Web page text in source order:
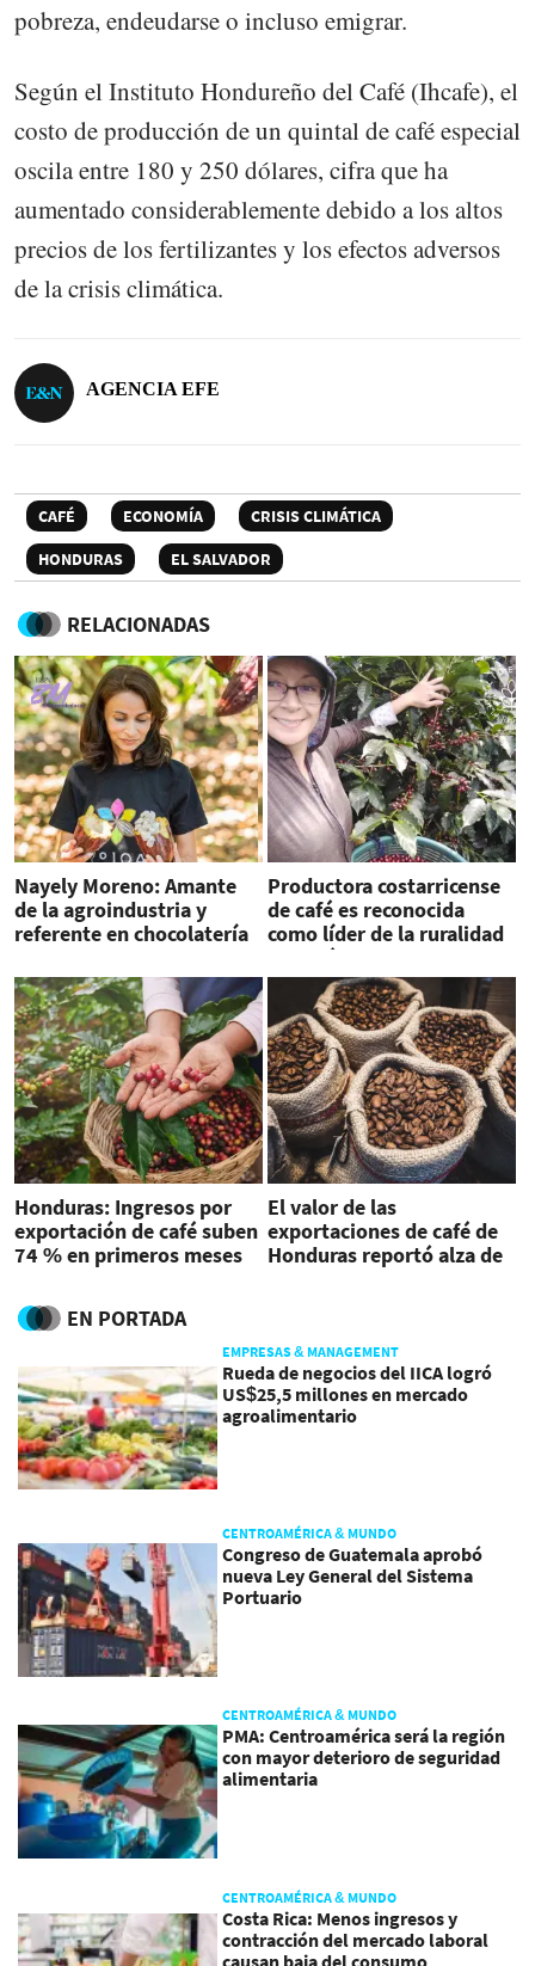
pobreza, endeudarse o incluso emigrar.
Según el Instituto Hondureño del Café (Ihcafe), el
costo de producción de un quintal de café especial
oscila entre 180 y 250 dólares, cifra que ha
aumentado considerablemente debido a los altos
precios de los fertilizantes y los efectos adversos
de la crisis climática.
AGENCIA EFE
CAFÉ ECONOMÍA
CRISIS CLIMÁTICA
HONDURAS
EL SALVADOR
RELACIONADAS
Nayely Moreno: Amante
de la agroindustria y
referente en chocolatería
Productora costarricense
de café es reconocida
como líder de la ruralidad
en América
Honduras: Ingresos por
exportación de café suben
74 % en primeros meses
El valor de las
exportaciones de café de
Honduras reportó alza de
EN PORTADA
EMPRESAS & MANAGEMENT
Rueda de negocios del IICA logró
US$25,5 millones en mercado
agroalimentario
CENTROAMÉRICA & MUNDO
Congreso de Guatemala aprobó
nueva Ley General del Sistema
Portuario
CENTROAMÉRICA & MUNDO
PMA: Centroamérica será la región
con mayor deterioro de seguridad
alimentaria
CENTROAMÉRICA & MUNDO
Costa Rica: Menos ingresos y
contracción del mercado laboral
causan baja del consumo